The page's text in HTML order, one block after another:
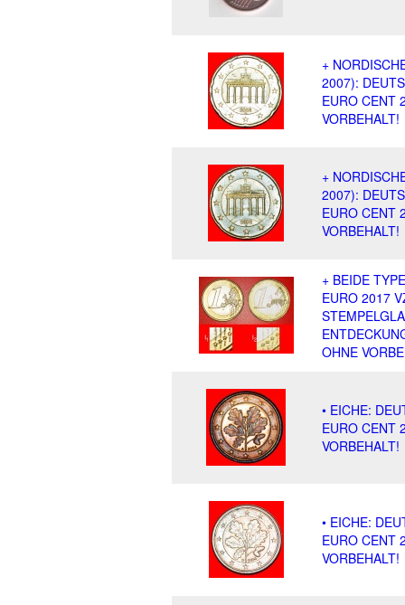
+
2007):
EURO CENT
VORBEHALT!
+
2007):
EURO CENT
VORBEHALT!
+ BEIDE
EURO 2017
OHNE
• EICHE:
EURO CENT
VORBEHALT!
• EICHE:
EURO CENT
VORBEHALT!